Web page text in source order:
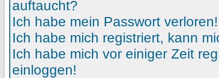
auftaucht?
Ich habe mein Passwort verloren!
Ich habe mich registriert, kann
Ich habe mich vor einiger Zeit
einloggen!